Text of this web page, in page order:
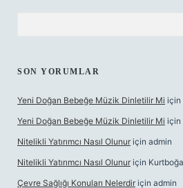
SON YORUMLAR
Yeni Doğan Bebeğe Müzik Dinletilir Mi için
Yeni Doğan Bebeğe Müzik Dinletilir Mi için
Nitelikli Yatırımcı Nasıl Olunur için admin
Nitelikli Yatırımcı Nasıl Olunur için
Çevre Sağlığı Konuları Nelerdir için admin